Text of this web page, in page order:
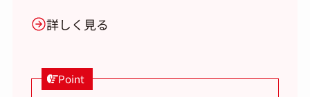
詳しく見る
Point